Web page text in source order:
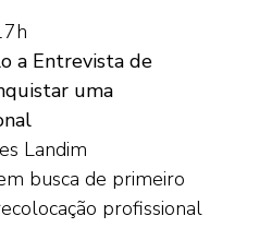
a Entrevista de
uma
Landim
busca de primeiro
profissional